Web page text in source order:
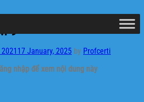
9
17 January, 2025 by Profcerti
nhập để xem nội dung này